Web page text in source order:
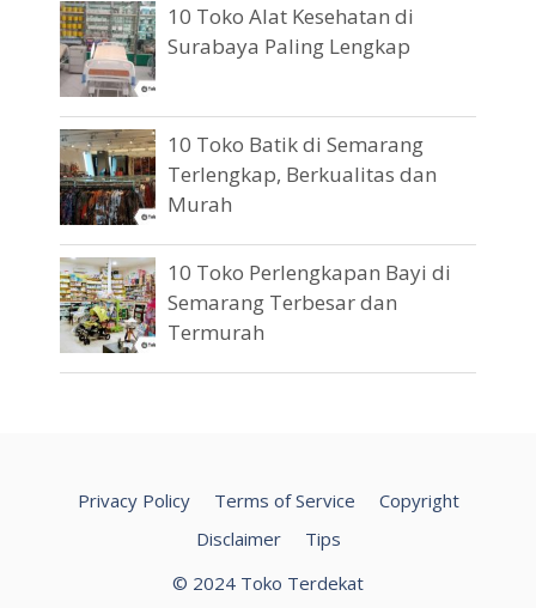
10 Toko Alat Kesehatan di
Surabaya Paling Lengkap
10 Toko Batik di Semarang
Terlengkap, Berkualitas dan
Murah
10 Toko Perlengkapan Bayi di
Semarang Terbesar dan
Termurah
Privacy Policy Terms of Service
Copyright
Disclaimer
Tips
© 2024 Toko Terdekat